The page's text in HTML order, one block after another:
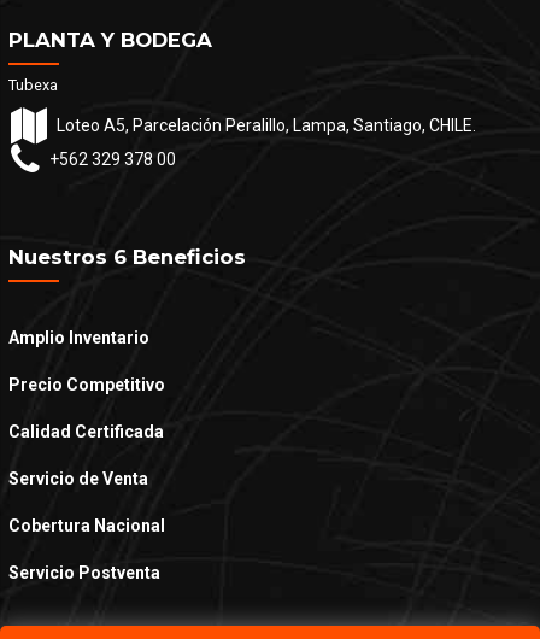
PLANTA Y BODEGA
Tubexa
Loteo A5, Parcelación Peralillo, Lampa, Santiago, CHILE.
+562 329 378 00
Nuestros 6 Beneficios
Amplio Inventario
Precio Competitivo
Calidad Certificada
Servicio de Venta
Cobertura Nacional
Servicio Postventa